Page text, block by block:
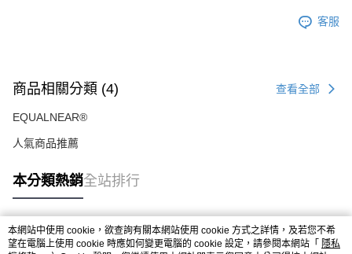
客服
商品相關分類 (4) 查看全部
EQUALNEAR®
人氣商品推薦
本分類熱銷全站排行
熱門標籤
本網站中使用 cookie，欲查詢有關本網站使用 cookie 方式之詳情，及若您不希
望在電腦上使用 cookie 時應如何變更電腦的 cookie 設定，請參閱本網站「 隱私